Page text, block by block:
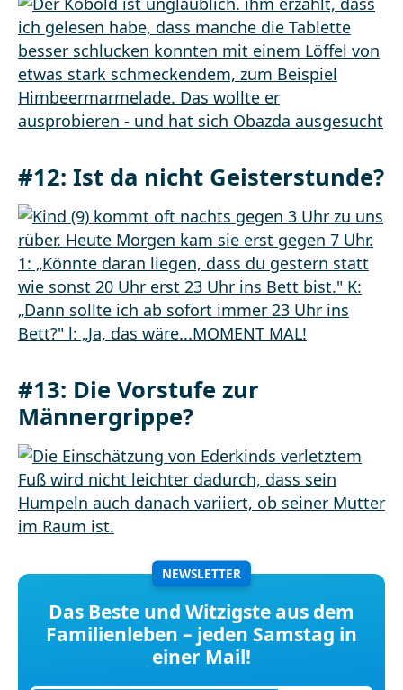
#12: Ist da nicht Geisterstunde?
#13: Die Vorstufe zur
Männergrippe?
NEWSLETTER
Das Beste und Witzigste aus dem
Familienleben – jeden Samstag in
einer Mail!